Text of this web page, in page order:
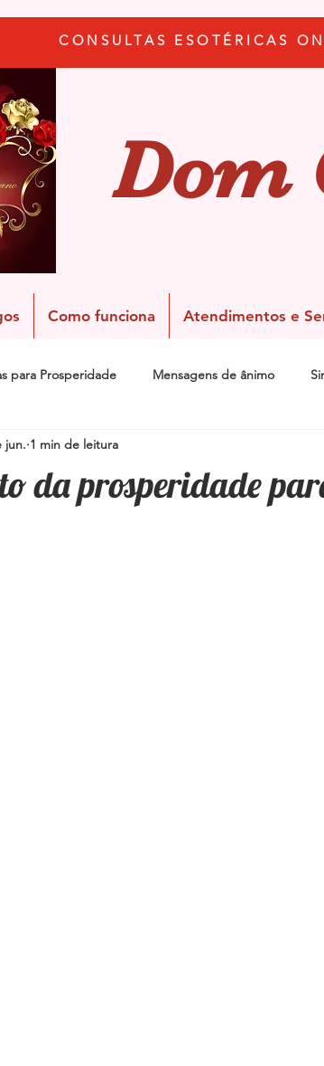
CONSULTAS ESOTÉRICAS
Dom
Como funciona Atendimentos e
para Prosperidade Mensagens de ânimo
Simpatias para a família
da prosperidade
jun. 1 min de leitura